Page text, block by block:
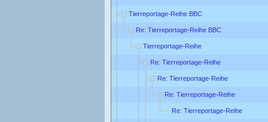
Tierreportage-Reihe BBC
Re: Tierreportage-Reihe BBC
Tierreportage-Reihe
Re: Tierreportage-Reihe
Re: Tierreportage-Reihe
Re: Tierreportage-Reihe
Re: Tierreportage-Reihe